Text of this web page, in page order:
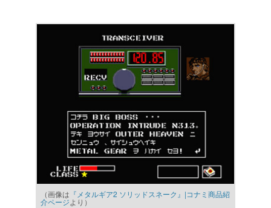
（画像は 『メタルギア2 ソリッドスネーク』|コナミ商品紹
介ページより）